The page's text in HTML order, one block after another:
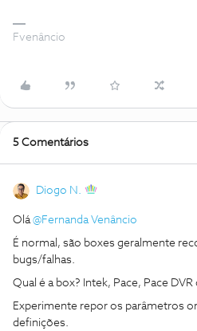
Fvenâncio
5 Comentários
Diogo N.
Olá@Fernanda Venâncio
É normal, são boxes geralmente
bugs/falhas.
Qual é a box? Intek, Pace, Pace DVR
Experimente repor os parâmetros
definições.